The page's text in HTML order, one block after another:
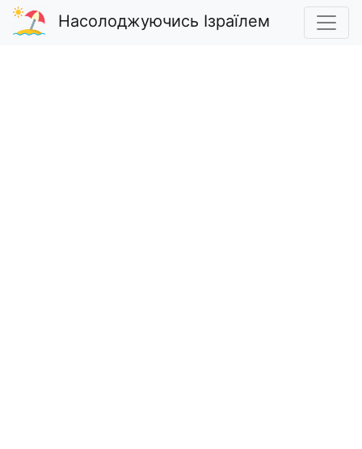
Насолоджуючись Ізраїлем